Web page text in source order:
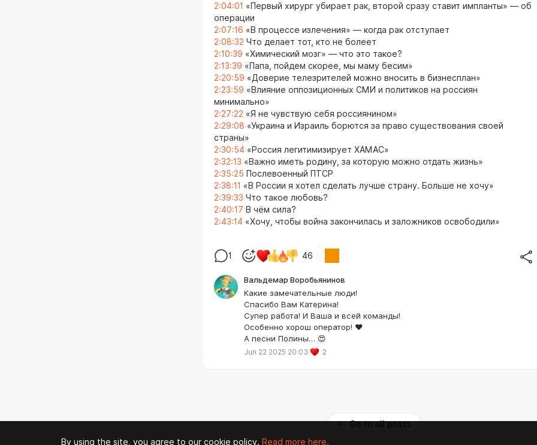
2:04:01 «Первый хирург убирает рак, второй сразу ставит импланты» — об
операции
2:07:16 «В процессе излечения» — когда рак отступает
2:08:32 Что делает тот, кто не болеет
2:10:39 «Химический мозг» — что это такое?
2:13:39 «Папа, пойдем скорее, мы маму бесим»
2:20:59 «Доверие телезрителей можно вносить в бизнесплан»
2:23:59 «Влияние оппозиционных СМИ и политиков на россиян
минимально»
2:27:22 «Я не чувствую себя россиянином»
2:29:08 «Украина и Израиль борются за право существования своей
страны»
2:30:54 «Россия легитимизирует ХАМАС»
2:32:13 «Важно иметь родину, за которую можно отдать жизнь»
2:35:25 Послевоенный ПТСР
2:38:11 «В России я хотел сделать лучше страну. Больше не хочу»
2:39:33 Что такое любовь?
2:40:17 В чём сила?
2:43:14 «Хочу, чтобы война закончилась и заложников освободили»
1 46
Вальдемар Воробьянинов
Какие замечательные люди!
Спасибо Вам Катерина!
Супер работа! И Ваша и всей команды!
Особенно хорош оператор! ❤️
А песни Полины… 😍
Jun 22 2025 20:03 2
Go to all posts
By using the site, you agree to our cookie policy. Read more here.